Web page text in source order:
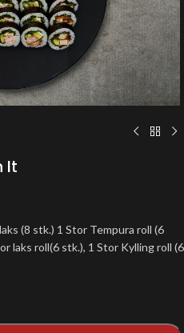
It
(8 stk.) 1 Stor Tempura roll (6
laks roll(6 stk.), 1 Stor Kylling roll (6